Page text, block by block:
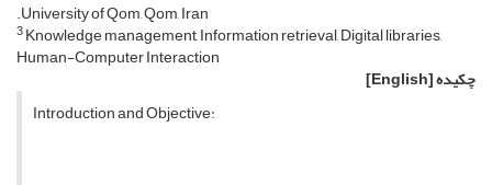
.University of Qom, Qom, Iran
3Knowledge management, Information retrieval, Digital libraries,
Human-Computer Interaction
چکیده[English]
Introduction and Objective: